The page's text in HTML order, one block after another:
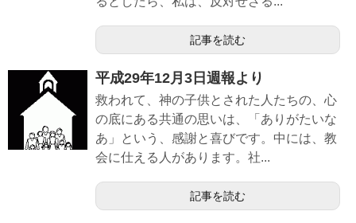
記事を読む
平成29年12月3日週報より
救われて、神の子供とされた人たちの、心
の底にある共通の思いは、「ありがたいな
あ」という、感謝と喜びです。中には、教
会に仕える人があります。社...
記事を読む